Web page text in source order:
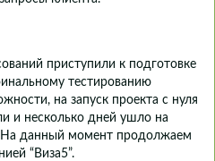
приступили к подготовке
тестированию
на запуск проекта с нуля
и несколько дней ушло на
На данный момент продолжаем
“Виза5”.